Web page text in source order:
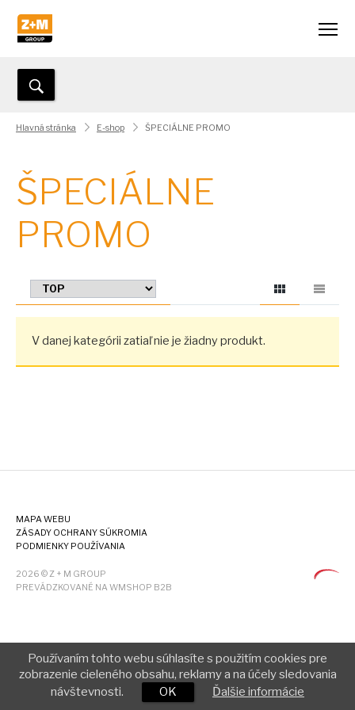
Hlavná stránka E-shop ŠPECIÁLNE PROMO
ŠPECIÁLNE
PROMO
V danej kategórii zatiaľ nie je žiadny produkt.
MAPA WEBU
ZÁSADY OCHRANY SÚKROMIA
PODMIENKY POUŽÍVANIA
2026 © Z + M GROUP
PREVÁDZKOVANÉ NA WMSHOP B2B
Používaním tohto webu súhlasíte s použitím cookies pre
zobrazenie cieleného obsahu, reklamy a na účely sledovania
návštevnosti.
OK Ďalšie informácie